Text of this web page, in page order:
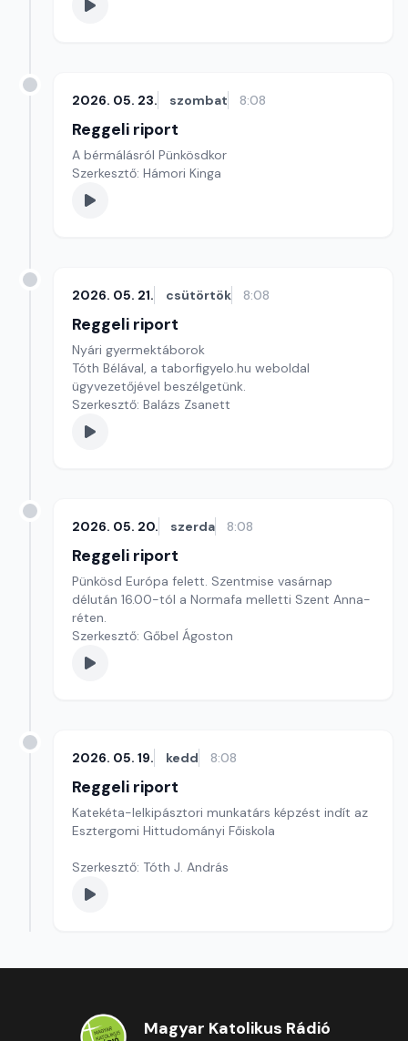
2026. 05. 23. szombat 8:08
Reggeli riport
A bérmálásról Pünkösdkor
Szerkesztő: Hámori Kinga
2026. 05. 21. csütörtök 8:08
Reggeli riport
Nyári gyermektáborok
Tóth Bélával, a taborfigyelo.hu weboldal
ügyvezetőjével beszélgetünk.
Szerkesztő: Balázs Zsanett
2026. 05. 20. szerda 8:08
Reggeli riport
Pünkösd Európa felett. Szentmise vasárnap
délután 16.00-tól a Normafa melletti Szent Anna-
réten.
Szerkesztő: Gőbel Ágoston
2026. 05. 19. kedd 8:08
Reggeli riport
Katekéta-lelkipásztori munkatárs képzést indít az
Esztergomi Hittudományi Főiskola
Szerkesztő: Tóth J. András
Magyar Katolikus Rádió